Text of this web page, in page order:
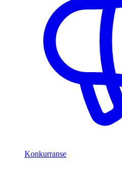
Konkurranse